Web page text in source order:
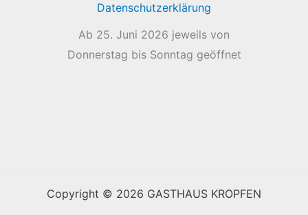
Datenschutzerklärung
Ab 25. Juni 2026 jeweils von
Donnerstag bis Sonntag geöffnet
Copyright © 2026 GASTHAUS KROPFEN